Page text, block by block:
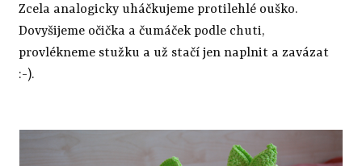
Zcela analogicky uháčkujeme protilehlé ouško.
Dovyšijeme očička a čumáček podle chuti,
provlékneme stužku a už stačí jen naplnit a zavázat
:-).